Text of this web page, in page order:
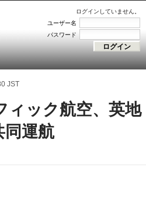
ログインしていません。
ユーザー名
パスワード
JST
ィック航空、英地
同運航